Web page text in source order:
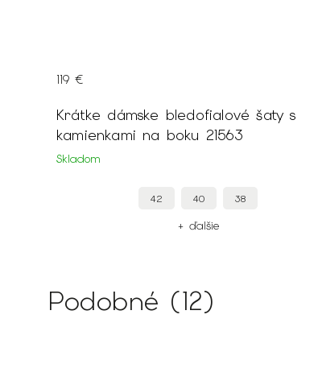
Krátke dámske bledofialové šaty s
kamienkami na boku 21563
Skladom
119 €
42 40 38
+ ďalšie
Podobné (12)